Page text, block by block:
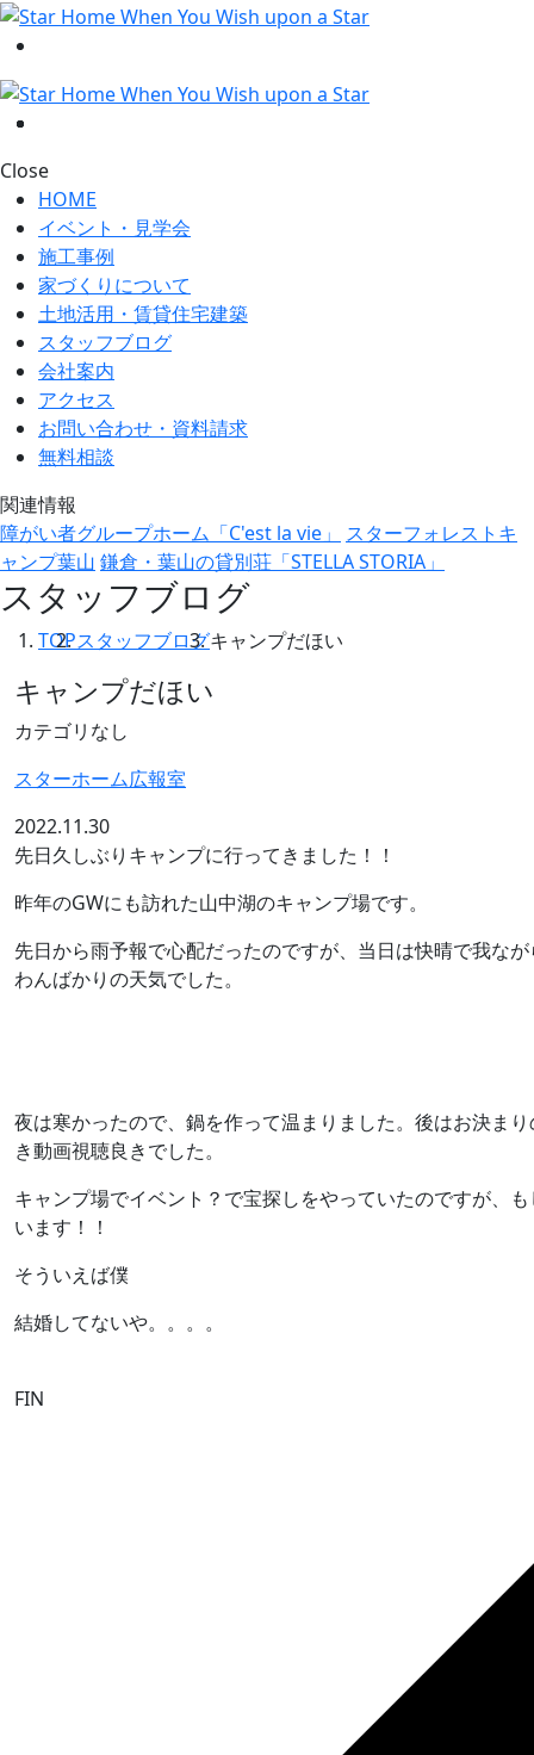
Close
HOME
イベント・見学会
施工事例
家づくりについて
土地活用・賃貸住宅建築
スタッフブログ
会社案内
アクセス
お問い合わせ・資料請求
無料相談
関連情報
障がい者グループホーム「C'est la vie」
スターフォレストキ
ャンプ葉山 鎌倉・葉山の貸別荘「STELLA STORIA」
スタッフブログ
TOPスタッフブログキャンプだほい
キャンプだほい
カテゴリなし
スターホーム広報室
2022.11.30
先日久しぶりキャンプに行ってきました！！
昨年のGWにも訪れた山中湖のキャンプ場です。
先日から雨予報で心配だったのですが、当日は快晴で我な
わんばかりの天気でした。
夜は寒かったので、鍋を作って温まりました。後はお決ま
き動画視聴良きでした。
キャンプ場でイベント？で宝探しをやっていたのですが、
います！！
そういえば僕
結婚してないや。。。。
FIN